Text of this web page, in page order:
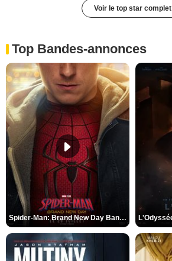
Voir le top star complet
Top Bandes-annonces
Spider-Man: Brand New Day Bande-annonce VO STFR